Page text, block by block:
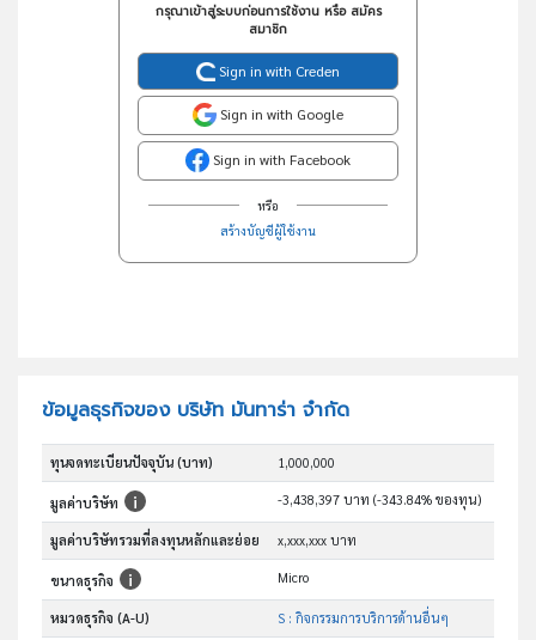
กรุณาเข้าสู่ระบบก่อนการใช้งาน หรือ สมัคร
สมาชิก
Sign in with Creden
Sign in with Google
Sign in with Facebook
หรือ
สร้างบัญชีผู้ใช้งาน
ข้อมูลธุรกิจของ บริษัท มันทาร่า จำกัด
ทุนจดทะเบียนปัจจุบัน (บาท) 1,000,000
มูลค่าบริษัท -3,438,397 บาท (-343.84% ของทุน)
มูลค่าบริษัทรวมที่ลงทุนหลักและย่อย x,xxx,xxx บาท
ขนาดธุรกิจ Micro
หมวดธุรกิจ (A-U) S : กิจกรรมการบริการด้านอื่นๆ